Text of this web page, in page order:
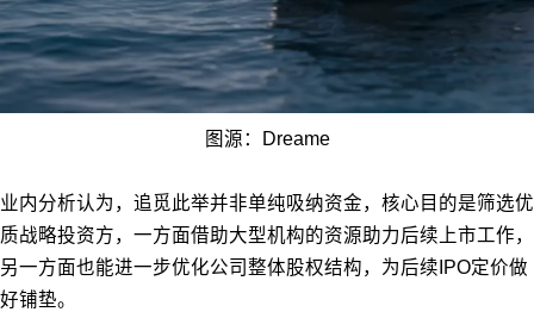
图源：Dreame
业内分析认为，追觅此举并非单纯吸纳资金，核心目的是筛选优
质战略投资方，一方面借助大型机构的资源助力后续上市工作，
另一方面也能进一步优化公司整体股权结构，为后续IPO定价做
好铺垫。